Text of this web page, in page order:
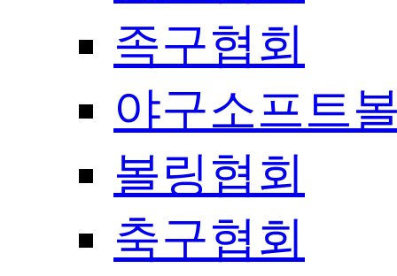
족구협회
야구소프트
볼링협회
축구협회